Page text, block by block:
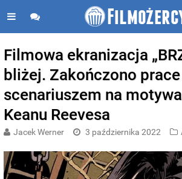
Filmowa ekranizacja
bliżej. Zakończono
scenariuszem na
Keanu Reevesa
Jacek Werner 3 października 2022